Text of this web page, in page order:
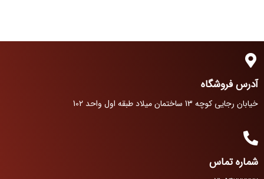
آدرس فروشگاه
خیابان رجایی کوچه 13 ساختمان میلاد طبقه اول واحد 102
شماره تماس